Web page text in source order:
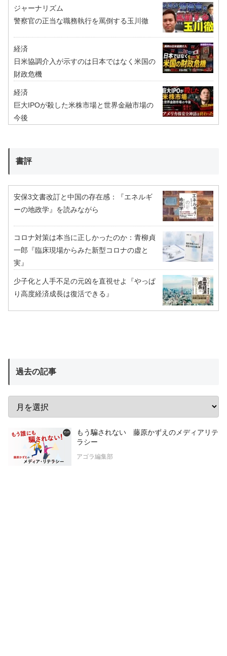
ジャーナリズム
警察官の正当な職務執行を罵倒する玉川徹
経済
日米協調介入が示すのは日本ではなく米国の
財政危機
経済
巨大IPOが殺した米株市場と世界金融市場の
今後
書評
安保3文書改訂と中国の存在感：『エネルギ
ーの地政学』を読みながら
コロナ対策は本当に正しかったのか：青柳貞
一郎『臨床現場からみた新型コロナの虚と
実』
少子化と人手不足の元凶を直視せよ『やっぱ
り高度経済成長は復活できる』
過去の記事
もう騙されない 藤原かずえのメディアリテ
ラシー
アゴラ編集部